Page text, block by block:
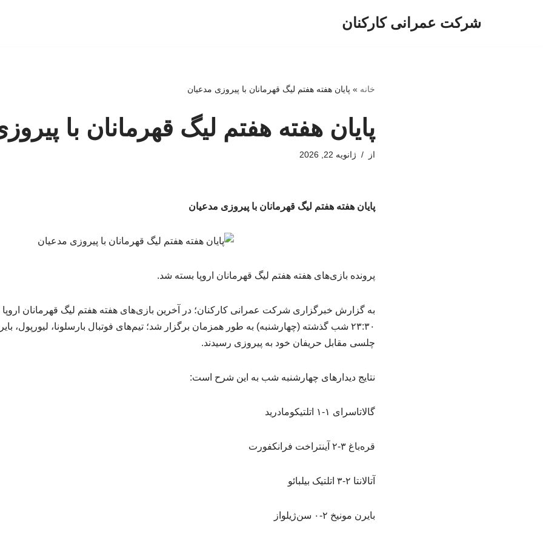
شرکت عمرانی کارکنان
خانه » پایان هفته هفتم لیگ قهرمانان با پیروزی مدعیان
پایان هفته هفتم لیگ قهرمانان با
از ژانویه 22, 2026
پایان هفته هفتم لیگ قهرمانان با پیروزی مدعیان
پرونده بازی‌های هفته هفتم لیگ قهرمانان اروپا بسته شد.
۲۳:۳۰ شب گذشته (چهارشنبه) به طور همزمان برگزار شد؛ تیم‌های فوتبال بارسلونا، لیورپول،
چلسی مقابل حریفان خود به پیروزی رسیدند.
نتایج دیدارهای چهارشنبه شب به این شرح است:
گالاتاسرای ۱-۱ اتلتیکومادرید
قره‌باغ ۳-۲ آینتراخت فرانکفورت
آتالانتا ۲-۳ اتلتیک بیلبائو
بایرن مونیخ ۲-۰ سن‌ژیلواز